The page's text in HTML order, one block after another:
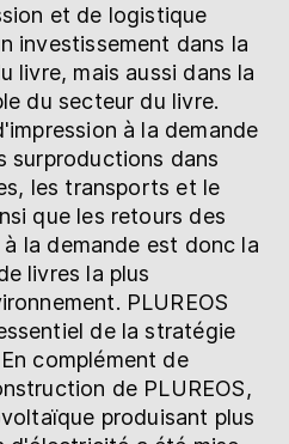
et de logistique
investissement dans la
livre, mais aussi dans la
du secteur du livre.
à la demande
surproductions dans
les transports et le
que les retours des
la demande est donc la
livres la plus
PLUREOS
de la stratégie
complément de
de PLUREOS,
produisant plus